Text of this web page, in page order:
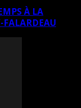
À LA
FALARDEAU